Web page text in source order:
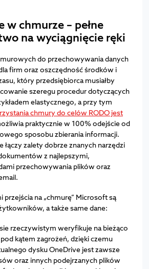
w chmurze – pełne
na wyciągnięcie ręki
do przechowywania danych
firm oraz oszczędność środków i
który przedsiębiorca musiałby
szeregu procedur dotyczących
elastycznego, a przy tym
chmury do celów RODO jest
praktycznie w 100% odejście od
sposobu zbierania informacji.
łączy zalety dobrze znanych narzędzi
z najlepszymi,
przechowywania plików oraz
na „chmurę” Microsoft są
a także same dane:
rzeczywistym weryfikuje na bieżąco
kątem zagrożeń, dzięki czemu
dysku OneDrive jest zawsze
oraz innych podejrzanych plików